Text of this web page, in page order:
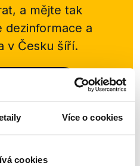
Více o cookies
cookies
a mějte tak
dezinformace a
v Česku šíří.